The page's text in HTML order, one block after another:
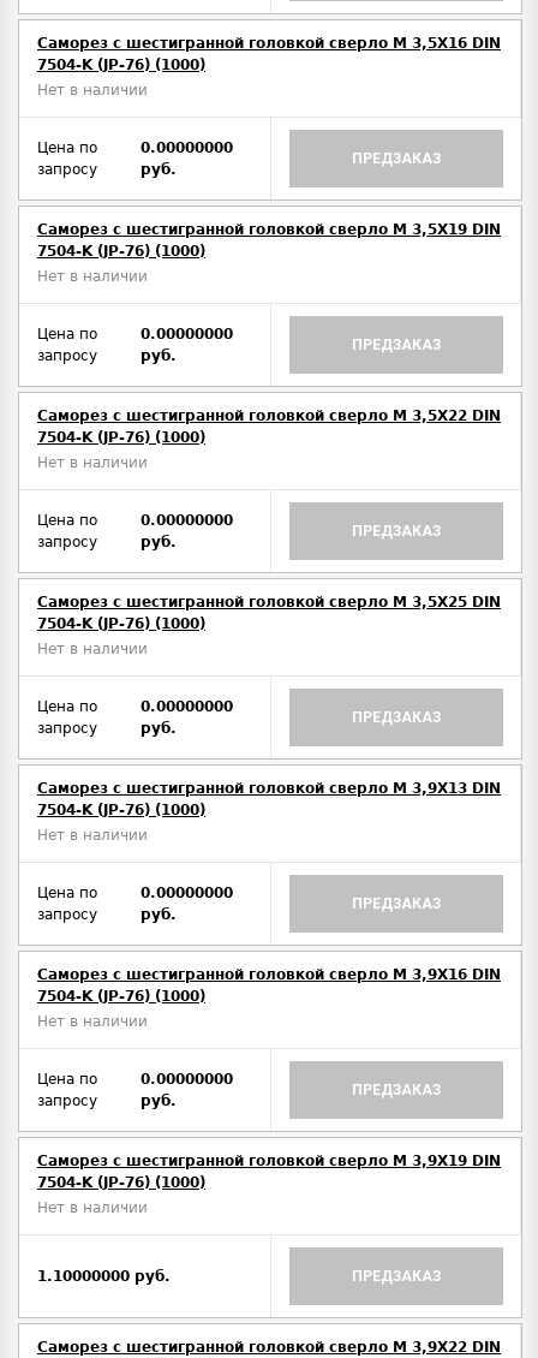
Саморез с шестигранной головкой сверло М 3,5Х16 DIN
7504-K (JP-76) (1000)
Нет в наличии
Цена по
запросу
0.00000000
руб.
ПРЕДЗАКАЗ
Саморез с шестигранной головкой сверло М 3,5Х19 DIN
7504-K (JP-76) (1000)
Нет в наличии
Цена по
запросу
0.00000000
руб.
ПРЕДЗАКАЗ
Саморез с шестигранной головкой сверло М 3,5Х22 DIN
7504-K (JP-76) (1000)
Нет в наличии
Цена по
запросу
0.00000000
руб.
ПРЕДЗАКАЗ
Саморез с шестигранной головкой сверло М 3,5Х25 DIN
7504-K (JP-76) (1000)
Нет в наличии
Цена по
запросу
0.00000000
руб.
ПРЕДЗАКАЗ
Саморез с шестигранной головкой сверло М 3,9Х13 DIN
7504-K (JP-76) (1000)
Нет в наличии
Цена по
запросу
0.00000000
руб.
ПРЕДЗАКАЗ
Саморез с шестигранной головкой сверло М 3,9Х16 DIN
7504-K (JP-76) (1000)
Нет в наличии
Цена по
запросу
0.00000000
руб.
ПРЕДЗАКАЗ
Саморез с шестигранной головкой сверло М 3,9Х19 DIN
7504-K (JP-76) (1000)
Нет в наличии
1.10000000 руб. ПРЕДЗАКАЗ
Саморез с шестигранной головкой сверло М 3,9Х22 DIN